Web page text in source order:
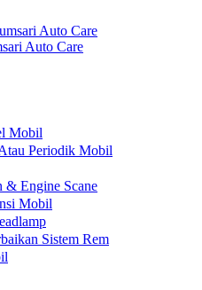
Auto Care
Mobil
Periodik Mobil
& Engine Scane
Mobil
Sistem Rem